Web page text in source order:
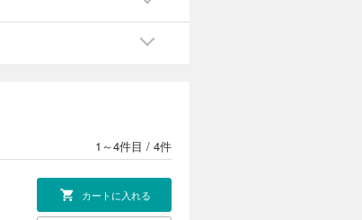
1～4件目 / 4件
カートに入れる